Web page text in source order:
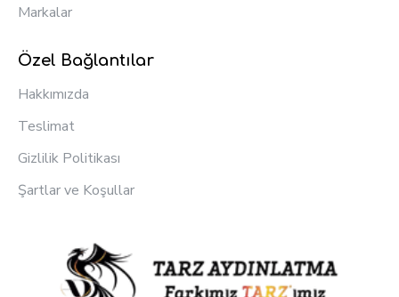
Markalar
Özel Bağlantılar
Hakkımızda
Teslimat
Gizlilik Politikası
Şartlar ve Koşullar